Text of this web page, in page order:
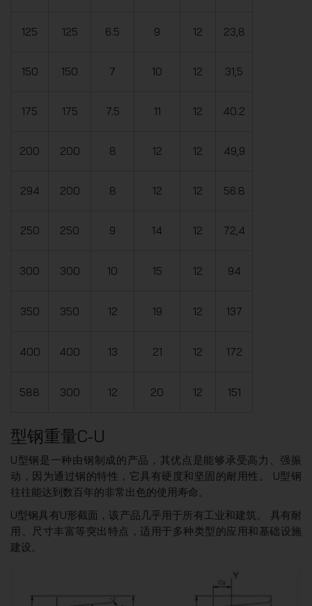
125 125 6.5 9 12 23,8
150 150 7 10 12 31,5
175 175 7.5 11 12 40.2
200 200 8 12 12 49,9
294 200 8 12 12 56.8
250 250 9 14 12 72,4
300 300 10 15 12 94
350 350 12 19 12 137
400 400 13 21 12 172
588 300 12 20 12 151
型钢重量C-U
U型钢是一种由钢制成的产品，其优点是能够承受高力、强振
动，因为通过钢的特性，它具有硬度和坚固的耐用性。 U型钢
往往能达到数百年的非常出色的使用寿命。
U型钢具有U形截面，该产品几乎用于所有工业和建筑。 具有耐
用、尺寸丰富等突出特点，适用于多种类型的应用和基础设施
建设。